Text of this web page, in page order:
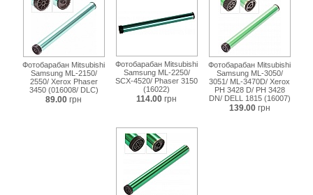
Фотобарабан Mitsubishi
Samsung ML-2150/
2550/ Xerox Phaser
3450 (016008/ DLC)
89.00 грн
Фотобарабан Mitsubishi
Samsung ML-2250/
SCX-4520/ Phaser 3150
(16022)
114.00 грн
Фотобарабан Mitsubishi
Samsung ML-3050/
3051/ ML-3470D/ Xerox
PH 3428 D/ PH 3428
DN/ DELL 1815 (16007)
139.00 грн